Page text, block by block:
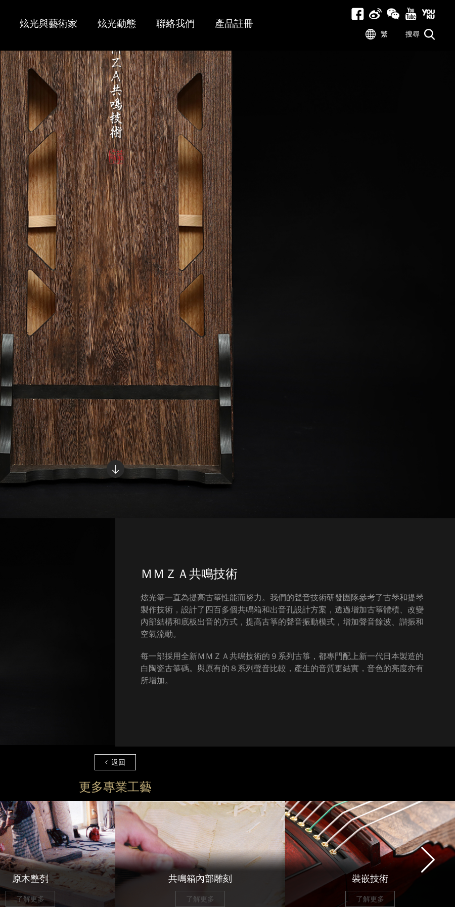
大師傑作 炫光古箏
炫光與藝術家 炫光動態 聯絡我們
經銷商
產品註冊
搜尋
繁
ＭＭＺＡ共鳴技術
炫光箏一直為提高古箏性能而努力。我們的聲音技術研發團隊參考了古琴和提琴
製作技術，設計了四百多個共鳴箱和出音孔設計方案，透過增加古箏體積、改變
內部結構和底板出音的方式，提高古箏的聲音振動模式，增加聲音餘波、諧振和
空氣流動。
每一部採用全新ＭＭＺＡ共鳴技術的９系列古箏，都專門配上新一代日本製造的
白陶瓷古箏碼。與原有的８系列聲音比較，產生的音質更結實，音色的亮度亦有
所增加。
返回
更多專業工藝
原木整刳
了解更多
共鳴箱內部雕刻
了解更多
裝嵌技術
了解更多